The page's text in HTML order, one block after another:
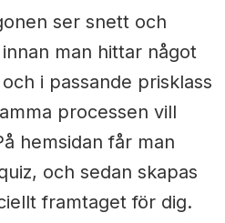
ser snett och
man hittar något
i passande prisklass
processen vill
hemsidan får man
och sedan skapas
framtaget för dig.